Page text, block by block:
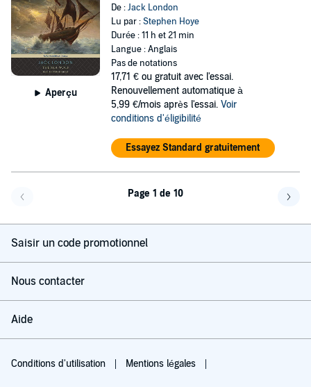
Aperçu
De :Jack London
Lu par :Stephen Hoye
Durée : 11 h et 21 min
Langue : Anglais
Pas de notations
17,71 € ou gratuit avec l'essai.
Renouvellement automatique à
5,99 €/mois après l'essai. Voir
conditions d'éligibilité
Essayez Standard gratuitement
Page 1 de 10
Saisir un code promotionnel
Nous contacter
Aide
Conditions d'utilisation Mentions légales